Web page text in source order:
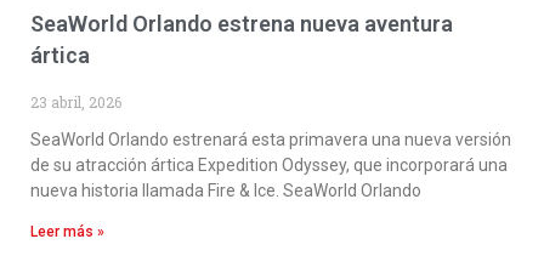
SeaWorld Orlando estrena nueva aventura
ártica
23 abril, 2026
SeaWorld Orlando estrenará esta primavera una nueva versión
de su atracción ártica Expedition Odyssey, que incorporará una
nueva historia llamada Fire & Ice. SeaWorld Orlando
Leer más »